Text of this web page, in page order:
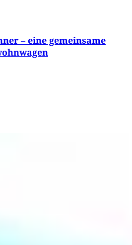
– eine gemeinsame